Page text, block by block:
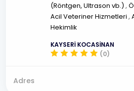
(Röntgen, Ultrason vb.) ,
Acil Veteriner Hizmetleri ,
Hekimlik
KAYSERİ KOCASİNAN
(0)
Adres